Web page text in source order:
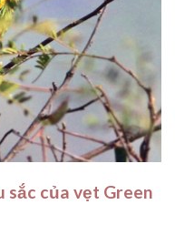
sắc của vẹt Green